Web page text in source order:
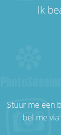
Ik
Stuur me een
bel me